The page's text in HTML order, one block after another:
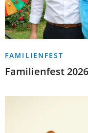
FAMILIENFEST
Familienfest 2026